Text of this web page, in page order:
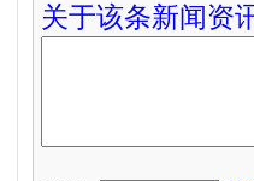
关于该条新闻资